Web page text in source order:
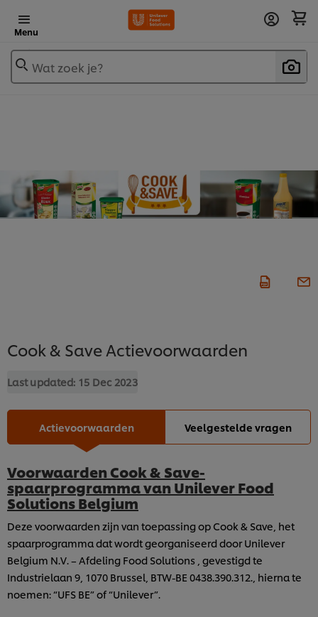
Menu
Wat zoek je?
Cook & Save Actievoorwaarden
Last updated: 15 Dec 2023
Actievoorwaarden Veelgestelde vragen
Voorwaarden Cook & Save-
spaarprogramma van Unilever Food
Solutions Belgium
Deze voorwaarden zijn van toepassing op Cook & Save, het
spaarprogramma dat wordt georganiseerd door Unilever
Belgium N.V. – Afdeling Food Solutions , gevestigd te
Industrielaan 9, 1070 Brussel, BTW-BE 0438.390.312., hierna te
noemen: “UFS BE” of “Unilever”.